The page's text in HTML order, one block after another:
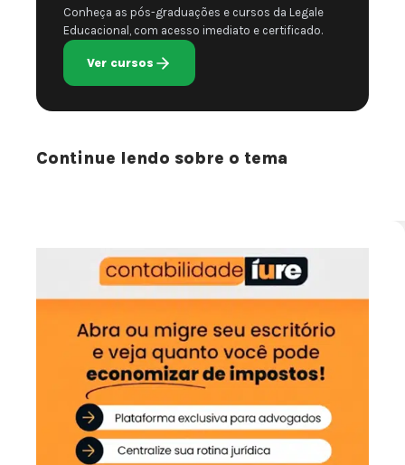
Conheça as pós-graduações e cursos da Legale
Educacional, com acesso imediato e certificado.
Ver cursos
Continue lendo sobre o tema